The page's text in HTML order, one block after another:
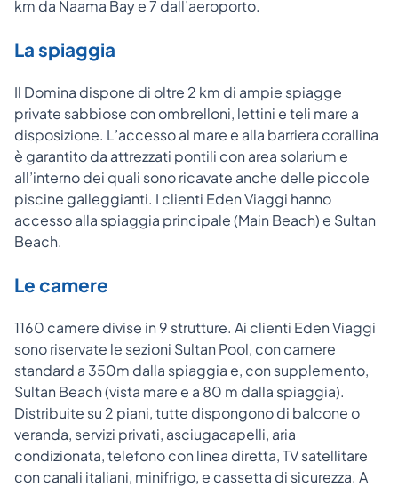
km da Naama Bay e 7 dall’aeroporto.
La spiaggia
Il Domina dispone di oltre 2 km di ampie spiagge
private sabbiose con ombrelloni, lettini e teli mare a
disposizione. L’accesso al mare e alla barriera corallina
è garantito da attrezzati pontili con area solarium e
all’interno dei quali sono ricavate anche delle piccole
piscine galleggianti. I clienti Eden Viaggi hanno
accesso alla spiaggia principale (Main Beach) e Sultan
Beach.
Le camere
1160 camere divise in 9 strutture. Ai clienti Eden Viaggi
sono riservate le sezioni Sultan Pool, con camere
standard a 350m dalla spiaggia e, con supplemento,
Sultan Beach (vista mare e a 80 m dalla spiaggia).
Distribuite su 2 piani, tutte dispongono di balcone o
veranda, servizi privati, asciugacapelli, aria
condizionata, telefono con linea diretta, TV satellitare
con canali italiani, minifrigo, e cassetta di sicurezza. A